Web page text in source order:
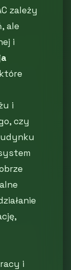
zależy
ale
i
i
czy
i